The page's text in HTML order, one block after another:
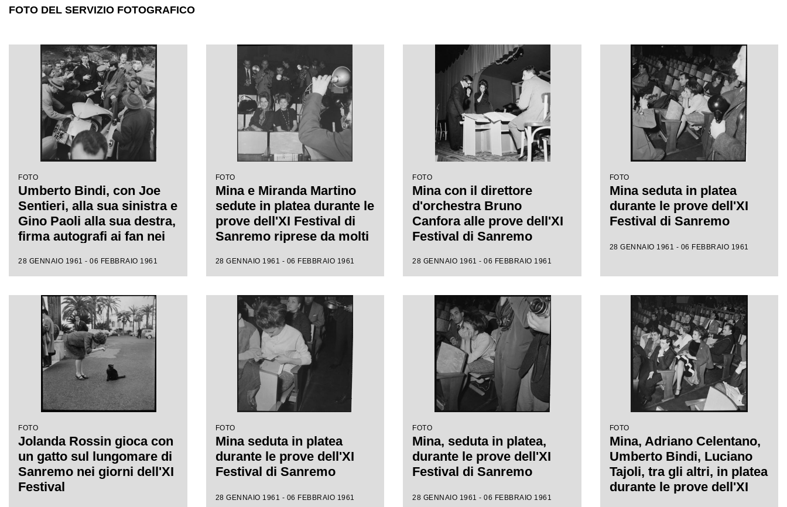
FOTO DEL SERVIZIO FOTOGRAFICO
FOTO
Umberto Bindi, con Joe
Sentieri, alla sua sinistra e
Gino Paoli alla sua destra,
firma autografi ai fan nei
Sanremo
28 GENNAIO 1961 - 06 FEBBRAIO 1961
FOTO
Mina e Miranda Martino
sedute in platea durante le
prove dell'XI Festival di
Sanremo riprese da molti
28 GENNAIO 1961 - 06 FEBBRAIO 1961
FOTO
Mina con il direttore
d'orchestra Bruno
Canfora alle prove dell'XI
Festival di Sanremo
28 GENNAIO 1961 - 06 FEBBRAIO 1961
FOTO
Mina seduta in platea
durante le prove dell'XI
Festival di Sanremo
28 GENNAIO 1961 - 06 FEBBRAIO 1961
FOTO
Jolanda Rossin gioca con
un gatto sul lungomare di
Sanremo nei giorni dell'XI
Festival
FOTO
Mina seduta in platea
durante le prove dell'XI
Festival di Sanremo
28 GENNAIO 1961 - 06 FEBBRAIO 1961
FOTO
Mina, seduta in platea,
durante le prove dell'XI
Festival di Sanremo
28 GENNAIO 1961 - 06 FEBBRAIO 1961
FOTO
Mina, Adriano Celentano,
Umberto Bindi, Luciano
Tajoli, tra gli altri, in platea
durante le prove dell'XI